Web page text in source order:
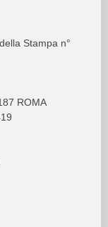
Stampa n°
ROMA